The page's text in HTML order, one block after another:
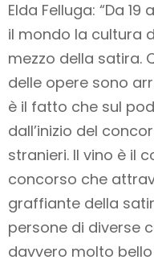
Elda Felluga: “Da
il mondo la cultura
mezzo della satira.
delle opere sono
è il fatto che sul
dall’inizio del
stranieri. Il vino è il
concorso che
graffiante della
persone di diverse
davvero molto